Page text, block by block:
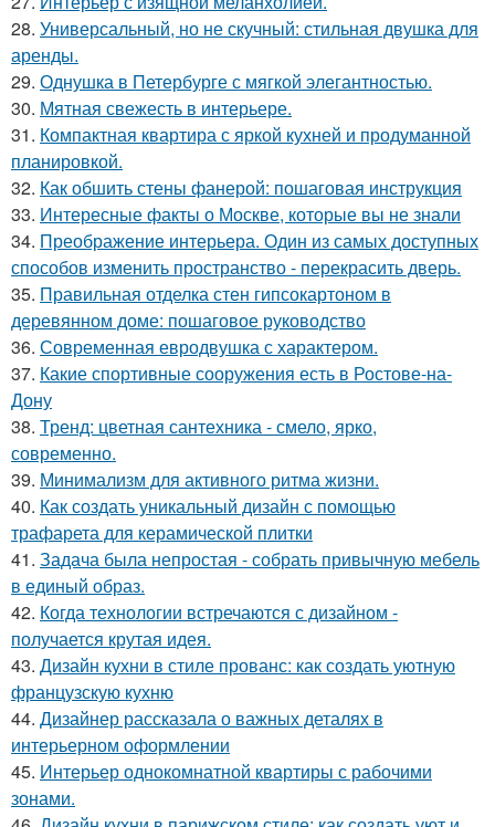
28. Универсальный, но не скучный: стильная двушка для
аренды.
29. Однушка в Петербурге с мягкой элегантностью.
30. Мятная свежесть в интерьере.
31. Компактная квартира с яркой кухней и продуманной
планировкой.
32. Как обшить стены фанерой: пошаговая инструкция
33. Интересные факты о Москве, которые вы не знали
34. Преображение интерьера. Один из самых доступных
способов изменить пространство - перекрасить дверь.
35. Правильная отделка стен гипсокартоном в
деревянном доме: пошаговое руководство
36. Современная евродвушка с характером.
37. Какие спортивные сооружения есть в Ростове-на-
Дону
38. Тренд: цветная сантехника - смело, ярко,
современно.
39. Минимализм для активного ритма жизни.
40. Как создать уникальный дизайн с помощью
трафарета для керамической плитки
41. Задача была непростая - собрать привычную мебель
в единый образ.
42. Когда технологии встречаются с дизайном -
получается крутая идея.
43. Дизайн кухни в стиле прованс: как создать уютную
французскую кухню
44. Дизайнер рассказала о важных деталях в
интерьерном оформлении
45. Интерьер однокомнатной квартиры с рабочими
зонами.